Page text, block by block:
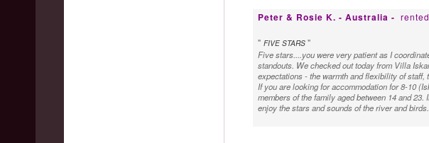
Peter & Rosie K. - Australia - rented
" FIVE STARS "
Five stars....you were very patient as I
standouts. We checked out today from Villa
expectations - the warmth and flexibility of
If you are looking for accommodation for 8-10
members of the family aged between 14 and
enjoy the stars and sounds of the river and